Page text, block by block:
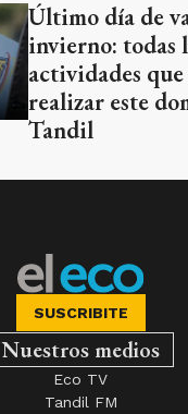
Último día de
invierno: todas
actividades
realizar este
Tandil
SUSCRIBITE
Nuestros medios
Eco TV
Tandil FM